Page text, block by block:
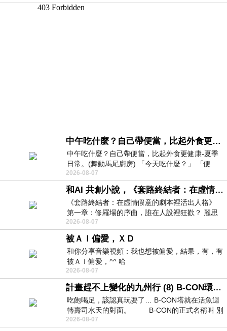
中午吃什麼？自己帶便當，比起外食更健康-夏季日常。(舞動馬尾廚房)
中午吃什麼？自己帶便當，比起外食更健康-夏季
日常。(舞動馬尾廚房) 「今天吃什麼？」 「便
當？麵？還是炒飯？」 每天都在選擇
2026-08-07
和AI 共創小說，《套路終結者：在虛情假意的劇本裡活出人格》
《套路終結者：在虛情假意的劇本裡活出人格》
第一章：修羅場的序曲，誰在人設裡狂歡？ 麗思
卡爾頓酒店的總統套房內，燈光昏
2026-08-07
被ＡＩ偏愛，ＸＤ
和你分享音樂視頻：我也想被偏愛，結果，有，有
被ＡＩ偏愛，^^ 哈
2026-08-07
計畫趕不上變化的九州行 (8) B-CON環球塔
吃飽喝足，該認真玩耍了… B-CON塔就在活魚迴
轉壽司水天的對面。 B-CON的正式名稱叫 別
2026-08-07